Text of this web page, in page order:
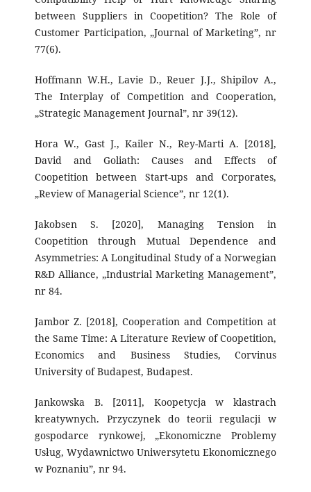
between Suppliers in Coopetition? The Role of
Customer Participation, „Journal of Marketing”, nr
77(6).
Hoffmann W.H., Lavie D., Reuer J.J., Shipilov A.,
The Interplay of Competition and Cooperation,
„Strategic Management Journal”, nr 39(12).
Hora W., Gast J., Kailer N., Rey-Marti A. [2018],
David and Goliath: Causes and Effects of
Coopetition between Start-ups and Corporates,
„Review of Managerial Science”, nr 12(1).
Jakobsen S. [2020], Managing Tension in
Coopetition through Mutual Dependence and
Asymmetries: A Longitudinal Study of a Norwegian
R&D Alliance, „Industrial Marketing Management”,
nr 84.
Jambor Z. [2018], Cooperation and Competition at
the Same Time: A Literature Review of Coopetition,
Economics and Business Studies, Corvinus
University of Budapest, Budapest.
Jankowska B. [2011], Koopetycja w klastrach
kreatywnych. Przyczynek do teorii regulacji w
gospodarce rynkowej, „Ekonomiczne Problemy
Usług, Wydawnictwo Uniwersytetu Ekonomicznego
w Poznaniu”, nr 94.